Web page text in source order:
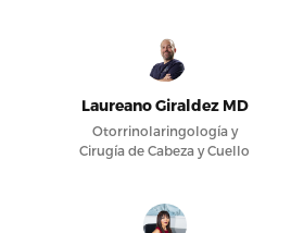
Laureano Giraldez MD
Otorrinolaringología y
Cirugía de Cabeza y Cuello